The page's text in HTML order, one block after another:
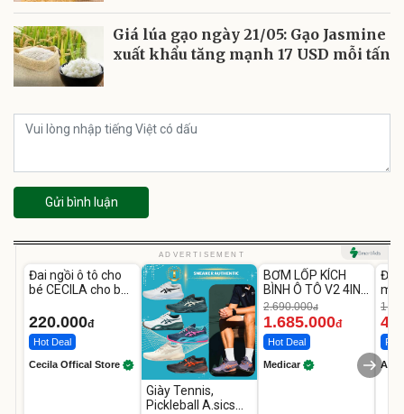
Giá lúa gạo ngày 21/05: Gạo Jasmine
xuất khẩu tăng mạnh 17 USD mỗi tấn
Gửi bình luận
ADVERTISEMENT
Đai ngồi ô tô cho
bé CECILA cho bé
220.000đ
Hot Deal
Cecila Offical Store
Giày Tennis,
Pickleball A.sics
-37%
BƠM LỐP KÍCH
BÌNH Ô TÔ V2 4IN1
Medicar
12.000mAh
2.690.000đ
1.685.000đ
Hot Deal
Medicar A